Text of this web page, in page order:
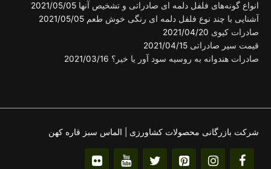
انواع گونه‌های فلفل دلمه ای صادراتی و تشخیص آنها 2021/05/05
آشنایی با چند نوع فلفل دلمه ای رنگی خوش طعم 2021/05/05
صادرات کیوی 2021/04/20
قیمت سیر صادراتی 2021/04/15
صادرات هندوانه به روسیه سود آور یا خیر؟ 2021/03/16
شرکت بازرگانی محصولات کشاورزی | الماس سبز قاره کهن